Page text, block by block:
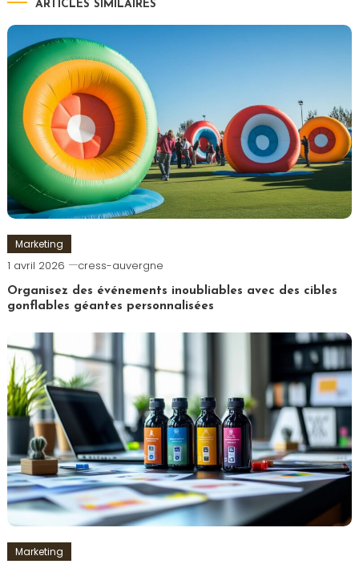
ARTICLES SIMILAIRES
Marketing
1 avril 2026 cress-auvergne
Organisez des événements inoubliables avec des cibles
gonflables géantes personnalisées
Marketing